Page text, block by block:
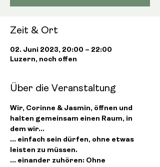
Zeit & Ort
02. Juni 2023, 20:00 – 22:00
Luzern, noch offen
Über die Veranstaltung
Wir, Corinne & Jasmin, öffnen und
halten gemeinsam einen Raum, in
dem wir...
... einfach sein dürfen, ohne etwas
leisten zu müssen.
... einander zuhören: Ohne